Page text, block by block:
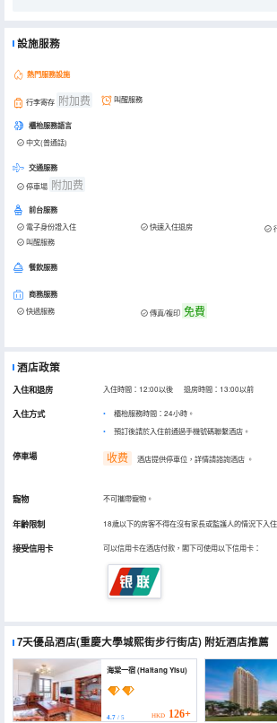
設施服務
熱門服務設施
行李寄存 附加费 叫醒服務
櫃枱服務語言
中文(普通話)
交通服務
停車場 附加费
前台服務
電子身份證入住 快速入住退房
叫醒服務
餐飲服務
商務服務
快遞服務 傳真/複印 免費
酒店政策
入住和退房 入住時間：12:00以後 退房時間：13:00以前
入住方式
櫃枱服務時間：24小時。
預訂後請於入住前通過手機號碼聯繫酒店。
停車場 收费 酒店提供停車位，詳情請諮詢酒店 。
寵物 不可攜帶寵物。
年齡限制 18歲以下的房客不得在沒有家長或監護人的情況下入
接受信用卡 可以信用卡在酒店付款，閣下可使用以下信用卡：
7天優品酒店(重慶大學城熙街步行街店) 附近酒店推薦
海棠一宿 (Haitang Yisu)
4.7 / 5 HKD 126+